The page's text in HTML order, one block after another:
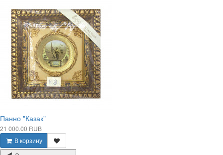
Панно "Казак"
21 000.00 RUB
В корзину